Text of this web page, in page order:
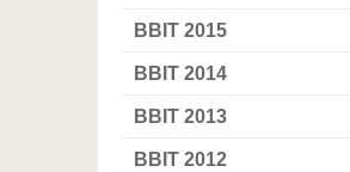
BBIT 2015
BBIT 2014
BBIT 2013
BBIT 2012